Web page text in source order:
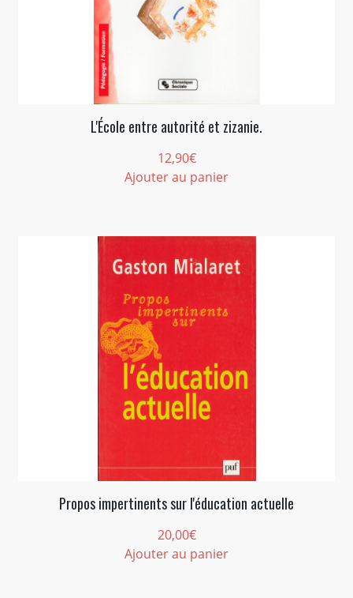
L'École entre autorité et zizanie.
12,90€
Ajouter au panier
Propos impertinents sur l'éducation actuelle
20,00€
Ajouter au panier